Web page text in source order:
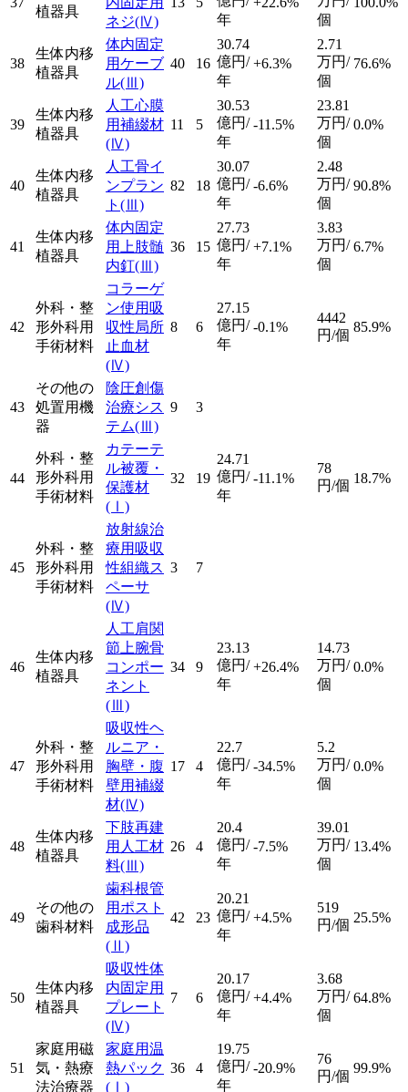
植器具
ネジ(Ⅳ)
年
個
38
生体内移
植器具
体内固定
用ケーブ
ル(Ⅲ)
40 16
30.74
億円/
年
+6.3%
2.71
万円/
個
76.6%
39
生体内移
植器具
人工心膜
用補綴材
(Ⅳ)
11 5
30.53
億円/
年
-11.5%
23.81
万円/
個
0.0%
40
生体内移
植器具
人工骨イ
ンプラン
ト (Ⅲ)
82 18
30.07
億円/
年
-6.6%
2.48
万円/
個
90.8%
41
生体内移
植器具
体内固定
用上肢髄
内釘(Ⅲ)
36 15
27.73
億円/
年
+7.1%
3.83
万円/
個
6.7%
42
外科・整
形外科用
手術材料
コラーゲ
ン使用吸
収性局所
止血材
(Ⅳ)
8 6
27.15
億円/
年
-0.1%
4442
円/個
85.9%
43
その他の
処置用機
器
陰圧創傷
治療シス
テム(Ⅲ)
9 3
44
外科・整
形外科用
手術材料
カテーテ
ル被覆・
保護材
(Ⅰ)
32 19
24.71
億円/
年
-11.1%
78
円/個 18.7%
45
外科・整
形外科用
手術材料
放射線治
療用吸収
性組織ス
ペーサ
(Ⅳ)
3 7
46
生体内移
植器具
人工肩関
節上腕骨
コンポー
ネント
(Ⅲ)
34 9
23.13
億円/
年
+26.4%
14.73
万円/
個
0.0%
47
外科・整
形外科用
手術材料
吸収性ヘ
ルニア・
胸壁・腹
壁用補綴
材(Ⅳ)
17 4
22.7
億円/
年
-34.5%
5.2
万円/
個
0.0%
48
生体内移
植器具
下肢再建
用人工材
料(Ⅲ)
26 4
20.4
億円/
年
-7.5%
39.01
万円/
個
13.4%
49
その他の
歯科材料
歯科根管
用ポスト
成形品
(Ⅱ)
42 23
20.21
億円/
年
+4.5%
519
円/個 25.5%
50
生体内移
植器具
吸収性体
内固定用
プレート
(Ⅳ)
7 6
20.17
億円/
年
+4.4%
3.68
万円/
個
64.8%
51
家庭用磁
気・熱療
法治療器
家庭用温
熱パック
(Ⅰ)
36 4
19.75
億円/
年
-20.9%
76
円/個
99.9%